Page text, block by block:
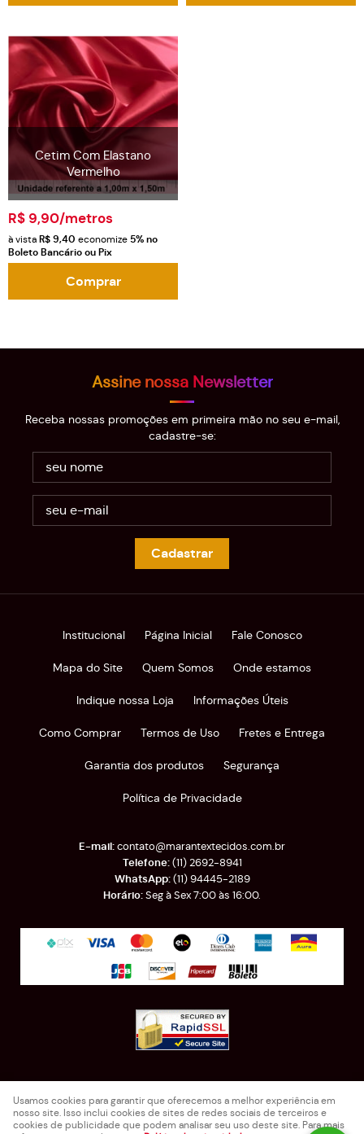
Cetim Com Elastano
Vermelho
R$ 9,90/metros
à vista R$ 9,40 economize 5%no
Boleto Bancário ou Pix
Comprar
Assine nossa Newsletter
Receba nossas promoções em primeira mão no seu e-mail,
cadastre-se:
Cadastrar
Institucional Página Inicial Fale Conosco
Mapa do Site Quem Somos Onde estamos
Indique nossa Loja Informações Úteis
Como Comprar Termos de Uso Fretes e Entrega
Garantia dos produtos Segurança
Política de Privacidade
(11)2692-8941
(11)94445-2189
Seg à Sex 7:00 às 16:00.
contato@marantextecidos.com.br
CEP: 03025-000
Marantex Comercio de Tecidos e Retalhos LTDA - EPP
Usamos cookies para garantir que oferecemos a melhor experiência em
nosso site. Isso inclui cookies de sites de redes sociais de terceiros e
cookies de publicidade que podem analisar seu uso deste site. Para mais